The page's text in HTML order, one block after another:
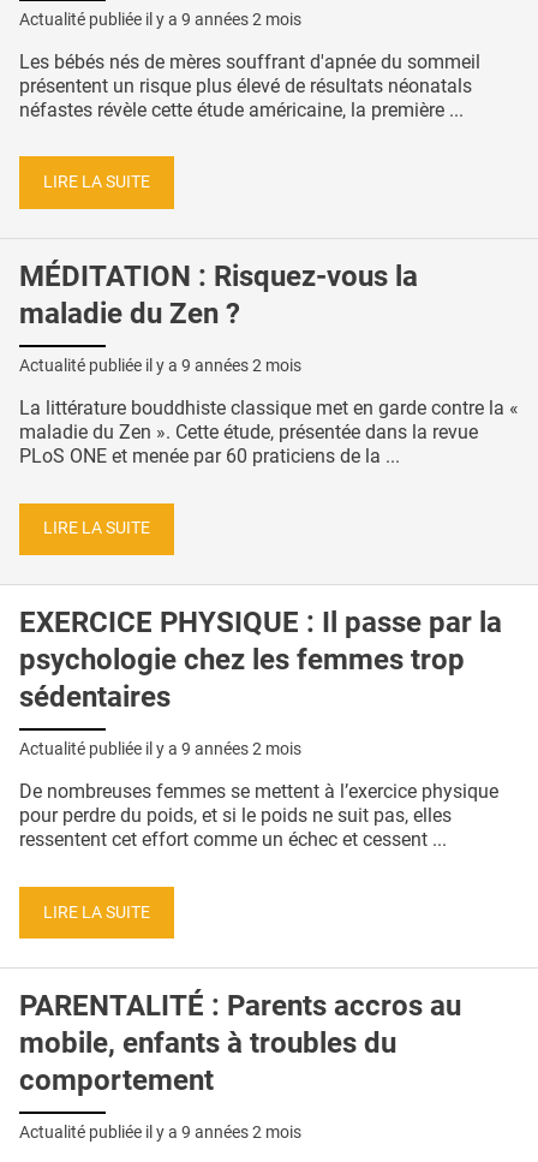
Actualité publiée il y a 9 années 2 mois
Les bébés nés de mères souffrant d'apnée du sommeil
présentent un risque plus élevé de résultats néonatals
néfastes révèle cette étude américaine, la première ...
LIRE LA SUITE
MÉDITATION : Risquez-vous la
maladie du Zen ?
Actualité publiée il y a 9 années 2 mois
La littérature bouddhiste classique met en garde contre la «
maladie du Zen ». Cette étude, présentée dans la revue
PLoS ONE et menée par 60 praticiens de la ...
LIRE LA SUITE
EXERCICE PHYSIQUE : Il passe par la
psychologie chez les femmes trop
sédentaires
Actualité publiée il y a 9 années 2 mois
De nombreuses femmes se mettent à l’exercice physique
pour perdre du poids, et si le poids ne suit pas, elles
ressentent cet effort comme un échec et cessent ...
LIRE LA SUITE
PARENTALITÉ : Parents accros au
mobile, enfants à troubles du
comportement
Actualité publiée il y a 9 années 2 mois